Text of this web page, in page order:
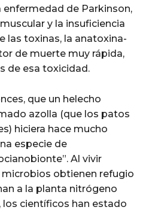
enfermedad de Parkinson,
y la insuficiencia
las toxinas, la anatoxina-
de muerte muy rápida,
de esa toxicidad.
que un helecho
azolla (que los patos
hiciera hace mucho
especie de
Al vivir
obtienen refugio
a la planta nitrógeno
científicos han estado